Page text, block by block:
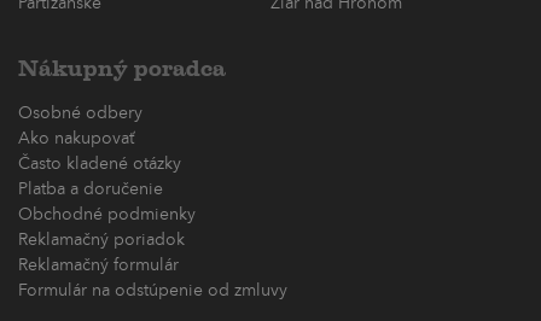
Partizánske
Žiar nad Hronom
Nákupný poradca
Osobné odbery
Ako nakupovať
Často kladené otázky
Platba a doručenie
Obchodné podmienky
Reklamačný poriadok
Reklamačný formulár
Formulár na odstúpenie od zmluvy